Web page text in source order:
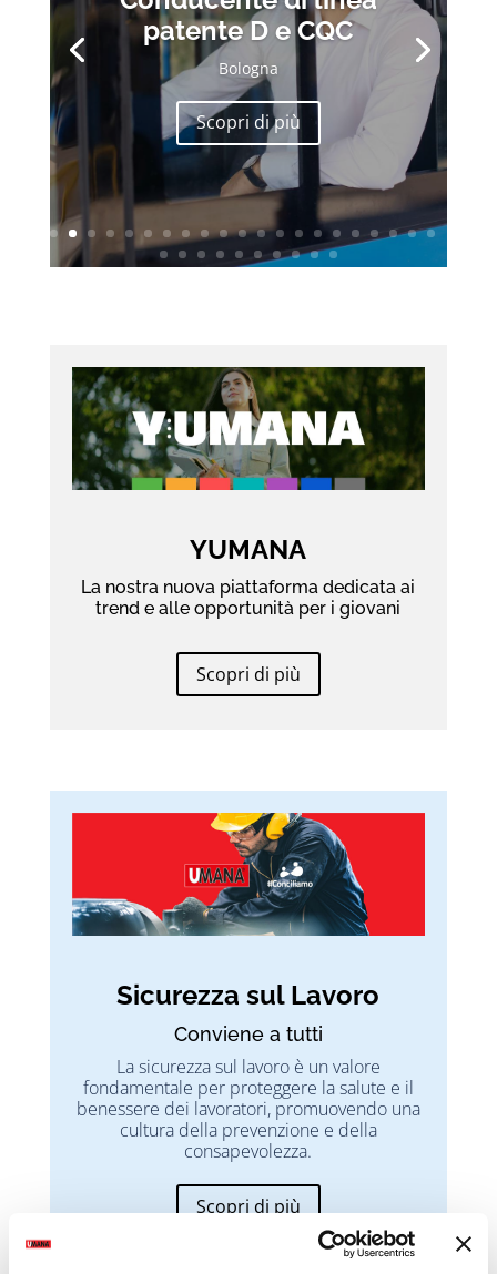
patente D e CQC
Bologna
Scopri di più
YUMANA
La nostra nuova piattaforma dedicata ai
trend e alle opportunità per i giovani
Scopri di più
Sicurezza sul Lavoro
Conviene a tutti
La sicurezza sul lavoro è un valore
fondamentale per proteggere la salute e il
benessere dei lavoratori, promuovendo una
cultura della prevenzione e della
consapevolezza.
Scopri di più